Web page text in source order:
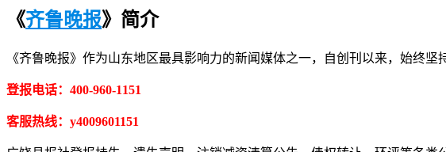
《齐鲁晚报》简介
《齐鲁晚报》作为山东地区最具影响力的新闻媒体之一，自创刊以来，始终
登报电话：400-960-1151
客服热线：y4009601151